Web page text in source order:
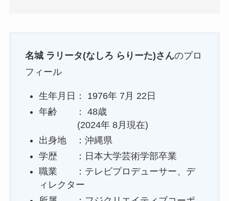
名城 ラリータ(なしろ らりーた)さんのプロ
フィール
生年月日： 1976年 7月 22日
年齢 ： 48歳
(2024年 8月現在)
出身地 ：沖縄県
学歴 ：日本大学芸術学部卒業
職業 ：テレビプロデューサー、デ
ィレクター